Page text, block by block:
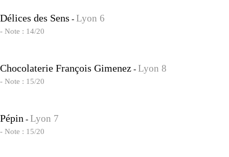
Délices des Sens - Lyon 6
- Note : 14/20
Chocolaterie François Gimenez - Lyon 8
- Note : 15/20
Pépin - Lyon 7
- Note : 15/20